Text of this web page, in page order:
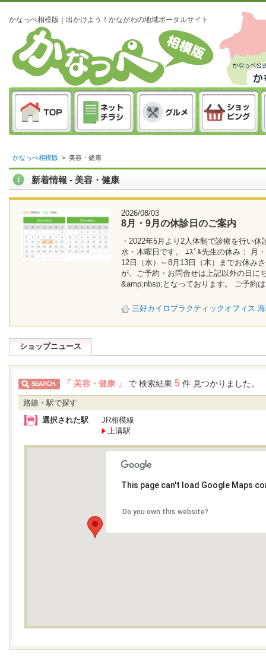
かなっぺ相模版｜出かけよう！かながわの地域ポータルサイト
かなっぺ相模版 > 美容・健康
新着情報 - 美容・健康
2026/08/03
8月・9月の休診日のご案内
・2022年5月より2人体制で診療を行い
水・木曜日です。 ﾕｽﾞﾙ先生の休み： 月
12日（水）～8月13日（木）までお休み
が、ご予約・お問合せは上記以外の日
&amp;nbsp;となっております。 ご予約
三好カイロプラクティックオフィス
ショップニュース
「 美容・健康 」 で 検索結果 5 件 見つかりました。
路線・駅で探す
選択された駅
JR相模線
上溝駅
This page can't load Google Maps
Do you own this website?